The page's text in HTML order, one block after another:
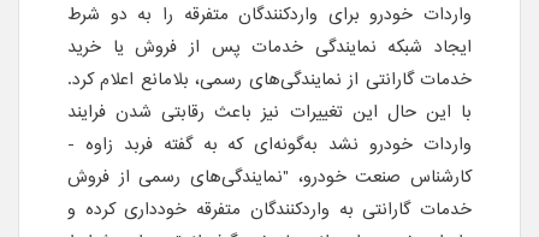
واردات خودرو برای واردکنندگان متفرقه را به دو شرط
ایجاد شبکه نمایندگی خدمات پس از فروش یا خرید
خدمات گارانتی از نمایندگی‌های رسمی، بلامانع اعلام کرد.
با این حال این تغییرات نیز باعث رقابتی شدن فرایند
واردات خودرو نشد به‌گونه‌ای که به گفته فربد زاوه -
کارشناس صنعت خودرو، "نمایندگی‌های رسمی از فروش
خدمات گارانتی به واردکنندگان متفرقه خودداری کرده و